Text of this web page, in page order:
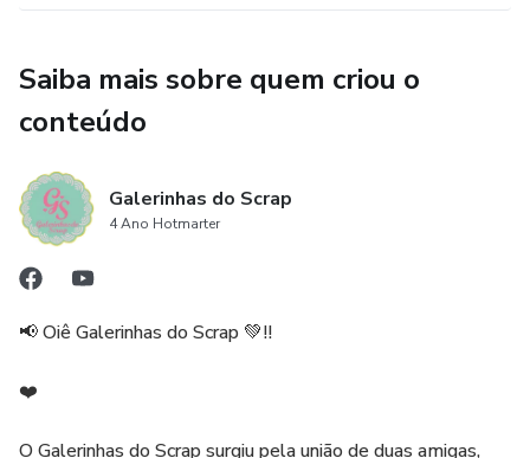
Atenciosamente, Equipe Galerinhas do Scrap
Saiba mais sobre quem criou o
conteúdo
Galerinhas do Scrap
4 Ano Hotmarter
📢 Oiê Galerinhas do Scrap 💚!!
❤️
O Galerinhas do Scrap surgiu pela união de duas amigas,